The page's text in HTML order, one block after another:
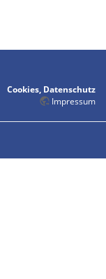
Cookies, Datenschutz
Impressum